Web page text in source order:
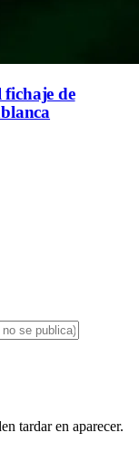
de
tardar en aparecer.